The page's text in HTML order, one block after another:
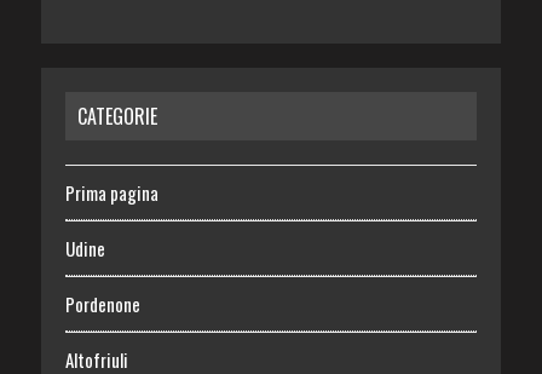
CATEGORIE
Prima pagina
Udine
Pordenone
Altofriuli